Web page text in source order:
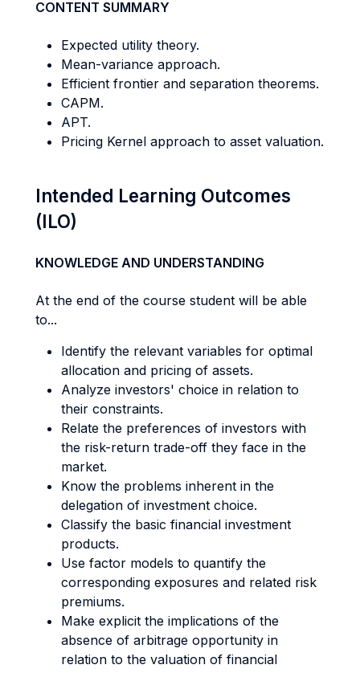
CONTENT SUMMARY
Expected utility theory.
Mean-variance approach.
Efficient frontier and separation theorems.
CAPM.
APT.
Pricing Kernel approach to asset valuation.
Intended Learning Outcomes
(ILO)
KNOWLEDGE AND UNDERSTANDING
At the end of the course student will be able
to...
Identify the relevant variables for optimal
allocation and pricing of assets.
Analyze investors' choice in relation to
their constraints.
Relate the preferences of investors with
the risk-return trade-off they face in the
market.
Know the problems inherent in the
delegation of investment choice.
Classify the basic financial investment
products.
Use factor models to quantify the
corresponding exposures and related risk
premiums.
Make explicit the implications of the
absence of arbitrage opportunity in
relation to the valuation of financial